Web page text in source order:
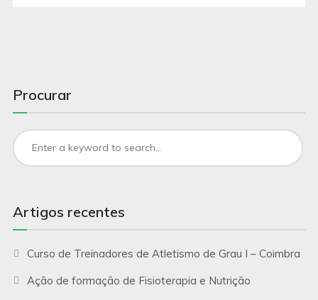
Procurar
Artigos recentes
Curso de Treinadores de Atletismo de Grau I – Coimbra
Ação de formação de Fisioterapia e Nutrição